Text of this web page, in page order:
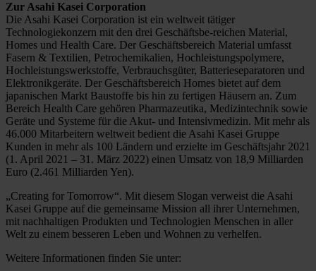
Zur Asahi Kasei Corporation
Die Asahi Kasei Corporation ist ein weltweit tätiger
Technologiekonzern mit den drei Geschäftsbe-reichen Material,
Homes und Health Care. Der Geschäftsbereich Material umfasst
Fasern & Textilien, Petrochemikalien, Hochleistungspolymere,
Hochleistungswerkstoffe, Verbrauchsgüter, Batterieseparatoren und
Elektronikgeräte. Der Geschäftsbereich Homes bietet auf dem
japanischen Markt Baustoffe bis hin zu fertigen Häusern an. Zum
Bereich Health Care gehören Pharmazeutika, Medizintechnik sowie
Geräte und Systeme für die Akut- und Intensivmedizin. Mit mehr als
46.000 Mitarbeitern weltweit bedient die Asahi Kasei Gruppe
Kunden in mehr als 100 Ländern und erzielte im Geschäftsjahr 2021
(1. April 2021 – 31. März 2022) einen Umsatz von 18,9 Milliarden
Euro (2.461 Milliarden Yen).
„Creating for Tomorrow“. Mit diesem Slogan verweist die Asahi
Kasei Gruppe auf die gemeinsame Mission all ihrer Unternehmen,
mit nachhaltigen Produkten und Technologien Menschen in aller
Welt zu einem besseren Leben und Wohnen zu verhelfen.
Weitere Informationen finden Sie unter: